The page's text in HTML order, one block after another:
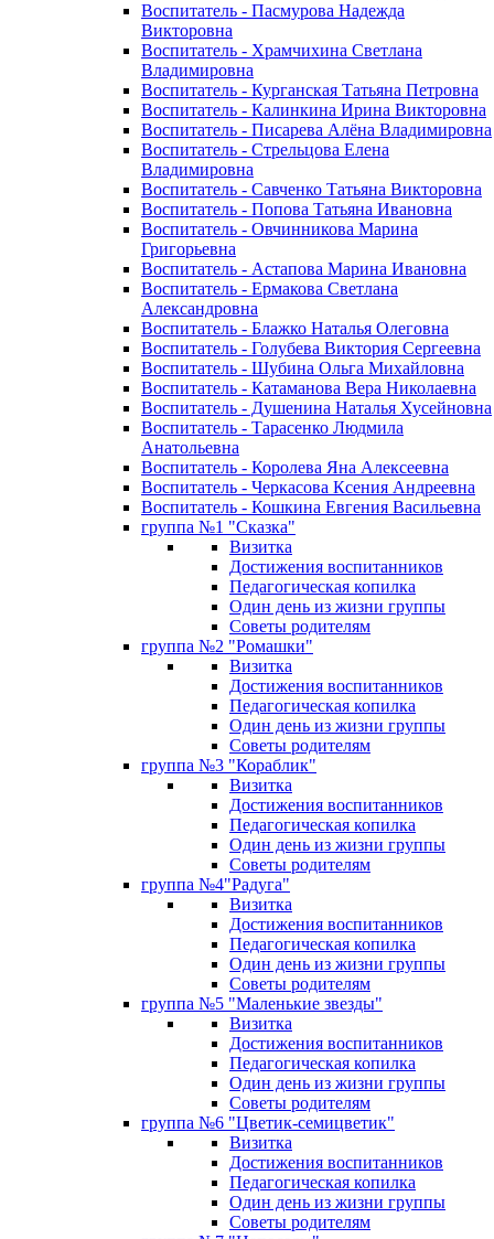
Воспитатель - Пасмурова Надежда
Викторовна
Воспитатель - Храмчихина Светлана
Владимировна
Воспитатель - Курганская Татьяна Петровна
Воспитатель - Калинкина Ирина Викторовна
Воспитатель - Писарева Алёна Владимировна
Воспитатель - Стрельцова Елена
Владимировна
Воспитатель - Савченко Татьяна Викторовна
Воспитатель - Попова Татьяна Ивановна
Воспитатель - Овчинникова Марина
Григорьевна
Воспитатель - Астапова Марина Ивановна
Воспитатель - Ермакова Светлана
Александровна
Воспитатель - Блажко Наталья Олеговна
Воспитатель - Голубева Виктория Сергеевна
Воспитатель - Шубина Ольга Михайловна
Воспитатель - Катаманова Вера Николаевна
Воспитатель - Душенина Наталья Хусейновна
Воспитатель - Тарасенко Людмила
Анатольевна
Воспитатель - Королева Яна Алексеевна
Воспитатель - Черкасова Ксения Андреевна
Воспитатель - Кошкина Евгения Васильевна
группа №1 "Сказка"
Визитка
Достижения воспитанников
Педагогическая копилка
Один день из жизни группы
Советы родителям
группа №2 "Ромашки"
Визитка
Достижения воспитанников
Педагогическая копилка
Один день из жизни группы
Советы родителям
группа №3 "Кораблик"
Визитка
Достижения воспитанников
Педагогическая копилка
Один день из жизни группы
Советы родителям
группа №4"Радуга"
Визитка
Достижения воспитанников
Педагогическая копилка
Один день из жизни группы
Советы родителям
группа №5 "Маленькие звезды"
Визитка
Достижения воспитанников
Педагогическая копилка
Один день из жизни группы
Советы родителям
группа №6 "Цветик-семицветик"
Визитка
Достижения воспитанников
Педагогическая копилка
Один день из жизни группы
Советы родителям